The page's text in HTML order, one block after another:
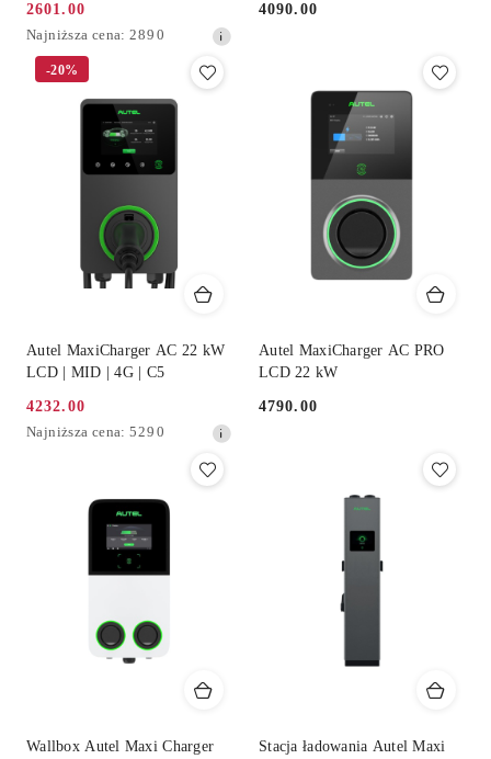
promocyjna:
2601.00
Najniższa
cena
Najniższa cena: 2890
4090.00
Autel MaxiCharger AC 22 kW
LCD | MID | 4G | C5
Cena
promocyjna:
4232.00
Najniższa
Najniższa cena: 5290
-20%
Autel MaxiCharger AC PRO
LCD 22 kW
Cena:
4790.00
Wallbox Autel Maxi Charger
Stacja ładowania Autel Maxi